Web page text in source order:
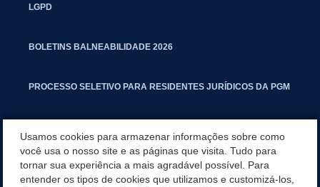
LGPD
BOLETINS BALNEABILIDADE 2026
PROCESSO SELETIVO PARA RESIDENTES JURÍDICOS DA PGM
MANUAL DE PROCEDIMENTOS IMOBILIÁRIOS SEINFRA
Usamos cookies para armazenar informações sobre como
você usa o nosso site e as páginas que visita. Tudo para
tornar sua experiência a mais agradável possível. Para
entender os tipos de cookies que utilizamos e customizá-los,